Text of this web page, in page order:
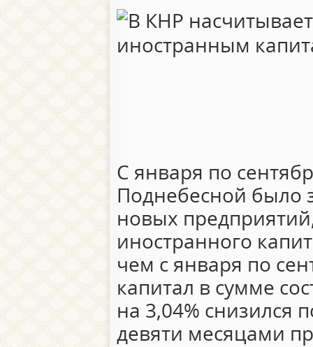
С января по
Поднебесной было
новых
иностранного
чем с января по
капитал в сумме
на 3,04% снизился
девяти месяцами